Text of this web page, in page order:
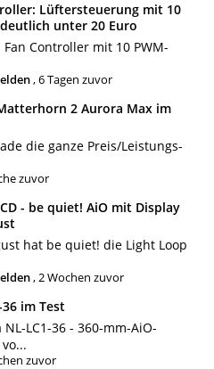
Lüftersteuerung mit 10
unter 20 Euro
Controller mit 10 PWM-
,6 Tagen zuvor
2 Aurora Max im
die ganze Preis/Leistungs-
zuvor
- be quiet! AiO mit Display
hat be quiet! die Light Loop
,2 Wochen zuvor
im Test
LC1-36 - 360-mm-AiO-
zuvor